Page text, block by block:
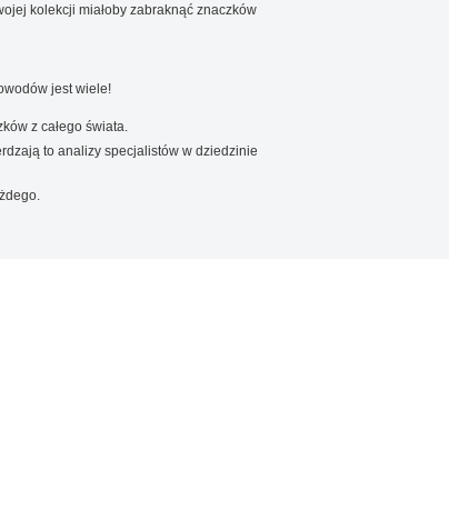
kolekcji miałoby zabraknąć znaczków
jest wiele!
z całego świata.
to analizy specjalistów w dziedzinie